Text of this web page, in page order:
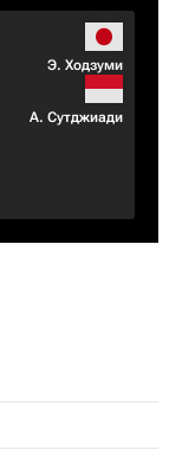
Э. Ходзуми
А. Сутджиади